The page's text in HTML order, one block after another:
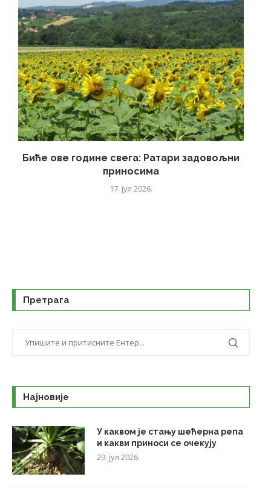
Биће ове године свега: Ратари задовољни
приносима
17. јул 2026.
Претрага
Најновије
У каквом је стању шећерна репа
и какви приноси се очекују
29. јул 2026.